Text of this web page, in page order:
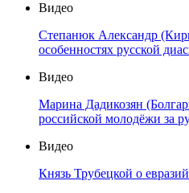
Видео
Степанюк Александр
особенностях русской
Видео
Марина Дадикозян
российской молодёжи за
Видео
Князь Трубецкой о